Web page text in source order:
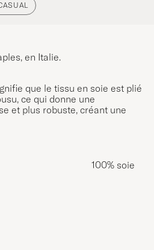
en Italie.
que le tissu en soie est plié
ce qui donne une
et plus robuste, créant une
100% soie